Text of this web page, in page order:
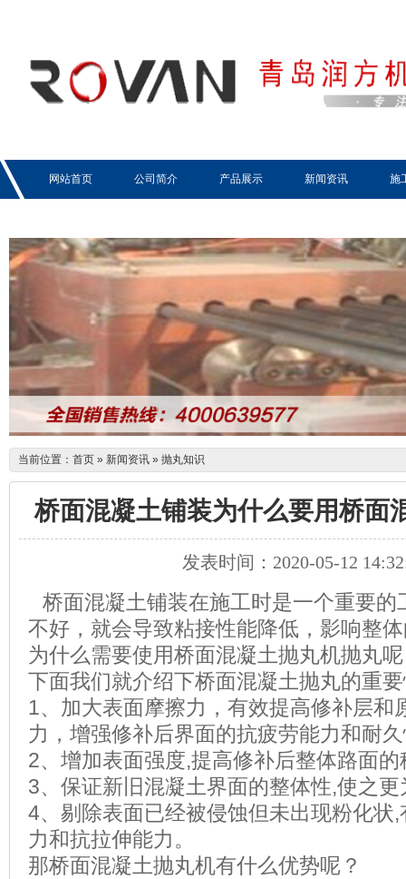
网站首页 公司简介 产品展示 新闻资讯 施
当前位置： 首页 » 新闻资讯 » 抛丸知识
桥面混凝土铺装为什么要用桥面
发表时间：2020-05-12
桥面混凝土铺装在施工时是一个重要的
不好，就会导致粘接性能降低，影响整
为什么需要使用桥面混凝土抛丸机抛丸
下面我们就介绍下桥面混凝土抛丸的重
1、加大表面摩擦力，有效提高修补层和
力，增强修补后界面的抗疲劳能力和耐
2、增加表面强度,提高修补后整体路面的
3、保证新旧混凝土界面的整体性,使之更
4、剔除表面已经被侵蚀但未出现粉化状,
力和抗拉伸能力。
那桥面混凝土抛丸机有什么优势呢？